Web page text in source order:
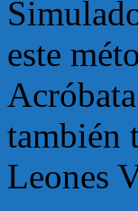
este
también
Leones